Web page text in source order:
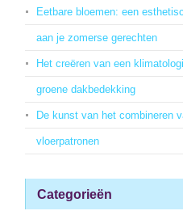
Eetbare bloemen: een
aan je zomerse gerechten
Het creëren van een
groene dakbedekking
De kunst van het combineren
vloerpatronen
Categorieën